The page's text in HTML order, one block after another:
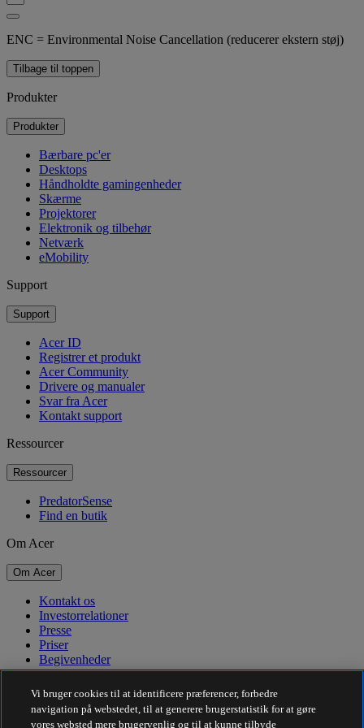
ENC = Environmental Noise Cancellation (reducerer ekstern støj)
Tilbage til toppen
Produkter
Produkter
Bærbare pc'er
Desktops
Håndholdte gamingenheder
Skærme
Projektorer
Elektronik og tilbehør
Netværk
eMobility
Support
Support
Acer ID
Registrer et produkt
Acer Community
Drivere og manualer
Svar fra Acer
Kontakt support
Ressourcer
Ressourcer
PredatorSense
Find en butik
Om Acer
Om Acer
Kontakt os
Investorrelationer
Presse
Priser
Begivenheder
Bæredygtighed
Bæredygtighed
Vi bruger cookies til at identificere præferencer, forbedre
navigation på webstedet, til at generere brugerstatistik for at gøre
vores websted mere brugervenlig og til at kunne tilbyde